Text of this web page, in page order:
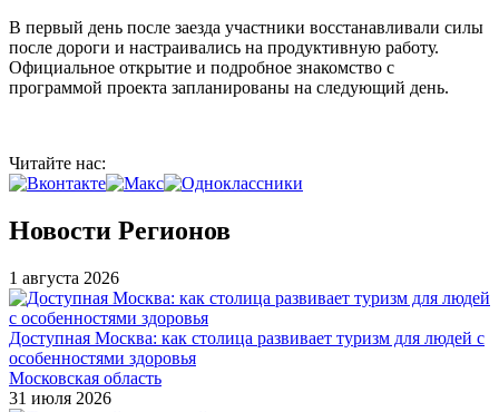
В первый день после заезда участники восстанавливали силы
после дороги и настраивались на продуктивную работу.
Официальное открытие и подробное знакомство с
программой проекта запланированы на следующий день.
Читайте нас:
Новости Регионов
1 августа 2026
Доступная Москва: как столица развивает туризм для людей с
особенностями здоровья
Московская область
31 июля 2026